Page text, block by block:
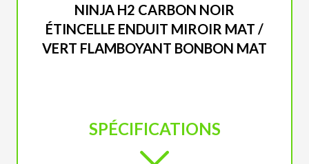
NINJA H2 CARBON NOIR
ÉTINCELLE ENDUIT MIROIR MAT /
VERT FLAMBOYANT BONBON MAT
SPÉCIFICATIONS